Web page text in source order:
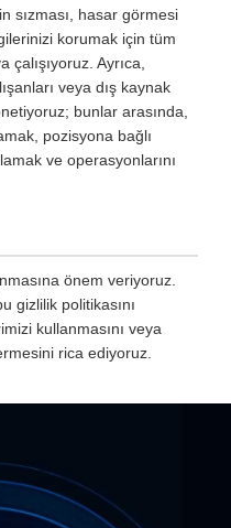
sızması, hasar görmesi
korumak için tüm
Ayrıca,
veya dış kaynak
bunlar arasında,
pozisyona bağlı
ve operasyonlarını
önem veriyoruz.
gizlilik politikasını
kullanmasını veya
rica ediyoruz.